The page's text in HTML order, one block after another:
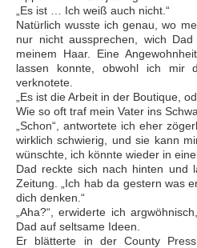
„Es ist … Ich weiß auch nicht.“
Natürlich wusste ich genau, wo
nur nicht aussprechen, wich
meinem Haar. Eine
lassen konnte, obwohl ich mir
verknotete.
„Es ist die Arbeit in der Boutique,
Wie so oft traf mein Vater ins
„Schon“, antwortete ich eher
wirklich schwierig, und sie kann
wünschte, ich könnte wieder in
Dad reckte sich nach hinten und
Zeitung. „Ich hab da gestern was
dich denken.“
„Aha?“, erwiderte ich
Dad auf seltsame Ideen.
Er blätterte in der County